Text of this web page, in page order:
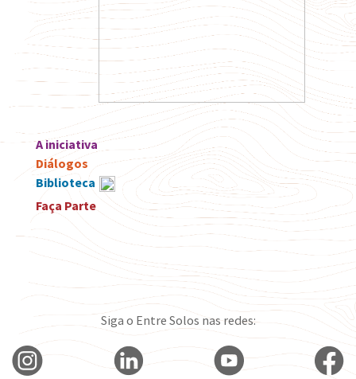
A iniciativa
Diálogos
Biblioteca
Faça Parte
Siga o Entre Solos nas redes: